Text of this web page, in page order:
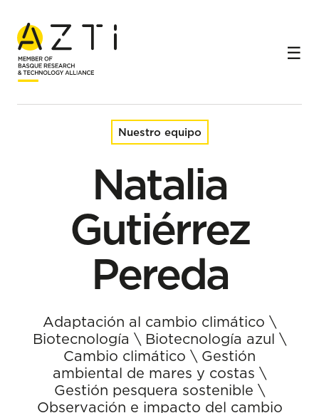
Inicio Equipo Natalia Gutiérrez Pereda
Nuestro equipo
Natalia
Gutiérrez
Pereda
Adaptación al cambio climático \
Biotecnología \ Biotecnología azul \
Cambio climático \ Gestión
ambiental de mares y costas \
Gestión pesquera sostenible \
Observación e impacto del cambio